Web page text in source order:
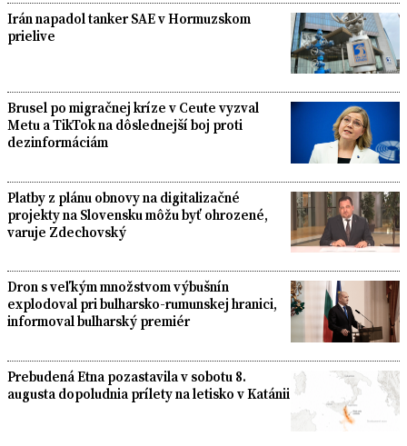
Irán napadol tanker SAE v Hormuzskom
prielive
Brusel po migračnej kríze v Ceute vyzval
Metu a TikTok na dôslednejší boj proti
dezinformáciám
Platby z plánu obnovy na digitalizačné
projekty na Slovensku môžu byť ohrozené,
varuje Zdechovský
Dron s veľkým množstvom výbušnín
explodoval pri bulharsko-rumunskej hranici,
informoval bulharský premiér
Prebudená Etna pozastavila v sobotu 8.
augusta dopoludnia prílety na letisko v Katánii